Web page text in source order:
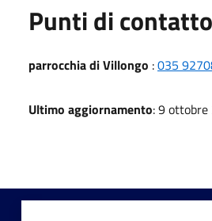
Punti di contatto
parrocchia di Villongo :035
Ultimo aggiornamento: 9